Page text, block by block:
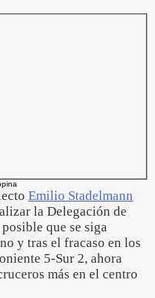
Emilio Stadelmann
la Delegación de
que se siga
y tras el fracaso en los
5-Sur 2, ahora
más en el centro